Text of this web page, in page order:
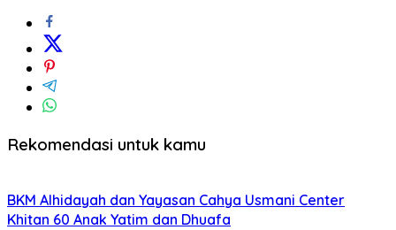
Rekomendasi untuk kamu
BKM Alhidayah dan Yayasan Cahya Usmani Center
Khitan 60 Anak Yatim dan Dhuafa